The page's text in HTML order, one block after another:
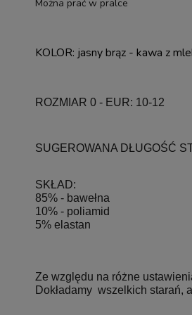
Można prać w pralce
KOLOR: jasny brąz - kawa z
ROZMIAR 0 - EUR: 10-12
SUGEROWANA DŁUGOŚĆ
SKŁAD:
85% - bawełna
10% - poliamid
5% elastan
Ze względu na różne
Dokładamy wszelkich starań,